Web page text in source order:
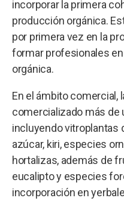
incorporar la primera
producción orgánica.
por primera vez en la
formar profesionales
orgánica.
En el ámbito comercial,
comercializado más de
incluyendo vitroplantas
azúcar, kiri, especies
hortalizas, además de
eucalipto y especies
incorporación en